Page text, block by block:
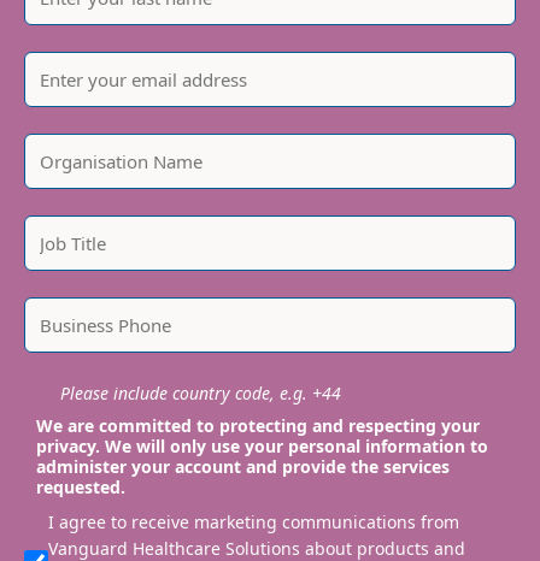
Please include country code, e.g. +44
We are committed to protecting and respecting your
privacy. We will only use your personal information to
administer your account and provide the services
requested.
I agree to receive marketing communications from
Vanguard Healthcare Solutions about products and